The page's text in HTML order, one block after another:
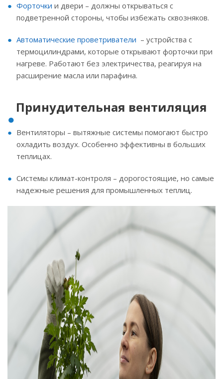
Форточки и двери – должны открываться с
подветренной стороны, чтобы избежать сквозняков.
Автоматические проветриватели – устройства с
термоцилиндрами, которые открывают форточки при
нагреве. Работают без электричества, реагируя на
расширение масла или парафина.
Принудительная вентиляция
Вентиляторы – вытяжные системы помогают быстро
охладить воздух. Особенно эффективны в больших
теплицах.
Системы климат-контроля – дорогостоящие, но самые
надежные решения для промышленных теплиц.